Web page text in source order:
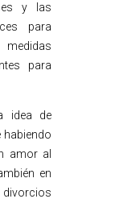
y las
para
para
idea de
habiendo
amor al
en